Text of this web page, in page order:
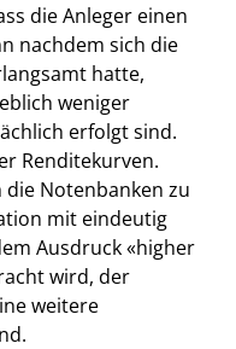
die Anleger einen
nachdem sich die
hatte,
weniger
erfolgt sind.
Renditekurven.
die Notenbanken zu
mit eindeutig
Ausdruck «higher
wird, der
weitere